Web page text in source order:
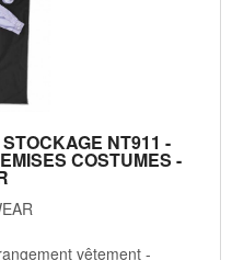
NT911 -
COSTUMES -
vêtement -